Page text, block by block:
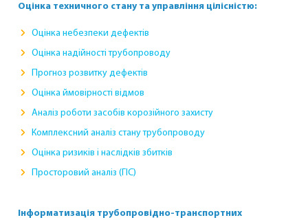
Оцінка техничного стану та управління цілісністю:
Оцінка небезпеки дефектів
Оцінка надійності трубопроводу
Прогноз розвитку дефектів
Оцінка ймовірності відмов
Аналіз роботи засобів корозійного захисту
Комплексний аналіз стану трубопроводу
Оцінка ризиків і наслідків збитків
Просторовий аналіз (ГІС)
Інформатизація трубопровідно-транспортних